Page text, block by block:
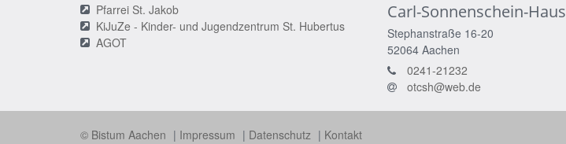
Pfarrei St. Jakob
KiJuZe - Kinder- und Jugendzentrum St. Hubertus
AGOT
Carl-Sonnenschein-Haus
Stephanstraße 16-20
52064 Aachen
0241-21232
otcsh@web.de
© Bistum Aachen Impressum Datenschutz Kontakt